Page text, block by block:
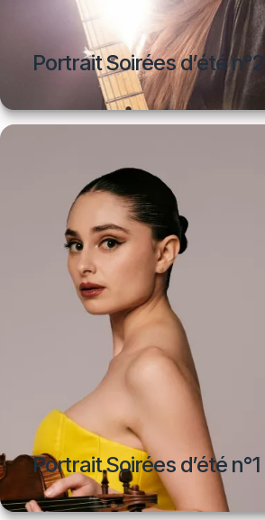
Portrait Soirées d’été n°2
Portrait Soirées d’été n°1